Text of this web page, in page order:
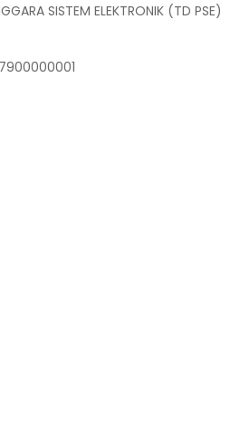
SISTEM ELEKTRONIK (TD PSE)